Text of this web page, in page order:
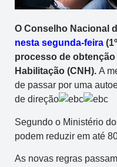
O Conselho Nacional
nesta segunda-feira
processo de
Habilitação (CNH). A
de passar por uma
de direção
Segundo o Ministério
podem reduzir em até
As novas regras